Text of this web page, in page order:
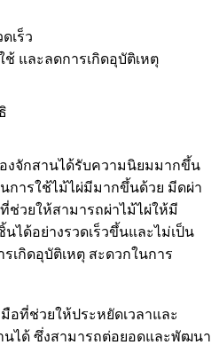
เร็ว
ช้ และลดการเกิดอุบัติเหตุ
งจักสานได้รับความนิยมมากขึ้น
การใช้ไม้ไผ่มีมากขึ้นด้วย มีดผ่า
ช่วยให้สามารถผ่าไม้ไผ่ให้มี
ได้อย่างรวดเร็วขึ้นและไม่เป็น
เกิดอุบัติเหตุ สะดวกในการ
อที่ช่วยให้ประหยัดเวลาและ
นได้ ซึ่งสามารถต่อยอดและพัฒนา